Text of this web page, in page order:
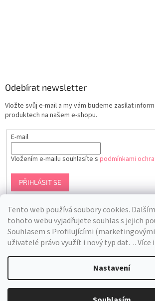
Tento web používá soubory cookies.
tohoto webu vyjadřujete souhlas s jejich
Souhlasem s Profilujícími
uživatelé právo využít i nový typ dat. ..
Nastavení
Odebírat newsletter
Vložte svůj e-mail a my vám budeme zasílat
produktech na našem e-shopu.
E-mail
Vložením e-mailu souhlasíte s podmínkami
PŘIHLÁSIT SE
Vytvořil Shoptet